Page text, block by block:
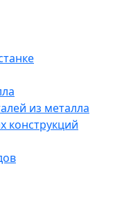
из металла
конструкций